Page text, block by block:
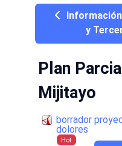
y
Plan
Mijitayo
borrador
dolores
Hot